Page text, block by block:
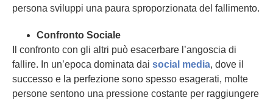
persona sviluppi una paura sproporzionata del fallimento.
Confronto Sociale
Il confronto con gli altri può esacerbare l’angoscia di
fallire. In un’epoca dominata dai social media, dove il
successo e la perfezione sono spesso esagerati, molte
persone sentono una pressione costante per raggiungere